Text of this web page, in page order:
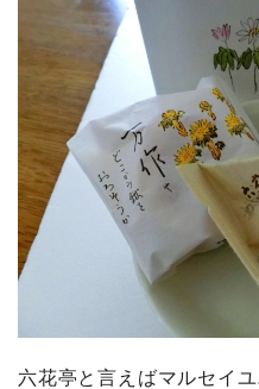
六花亭と言えばマルセイ